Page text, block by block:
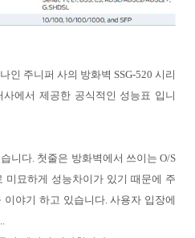
인 주니퍼 사의 방화벽 SSG-520 시리
에서 제공한 공식적인 성능표 입니
니다. 첫줄은 방화벽에서 쓰이는 O/S
미묘하게 성능차이가 있기 때문에 주
이야기 하고 있습니다.사용자 입장에
..